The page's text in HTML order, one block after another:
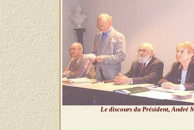
Le discours du Président, André